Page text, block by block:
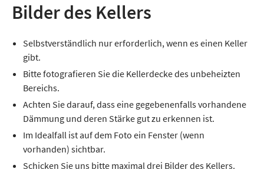
Bilder des Kellers
Selbstverständlich nur erforderlich, wenn es einen Keller
gibt.
Bitte fotografieren Sie die Kellerdecke des unbeheizten
Bereichs.
Achten Sie darauf, dass eine gegebenenfalls vorhandene
Dämmung und deren Stärke gut zu erkennen ist.
Im Idealfall ist auf dem Foto ein Fenster (wenn
vorhanden) sichtbar.
Schicken Sie uns bitte maximal drei Bilder des Kellers.